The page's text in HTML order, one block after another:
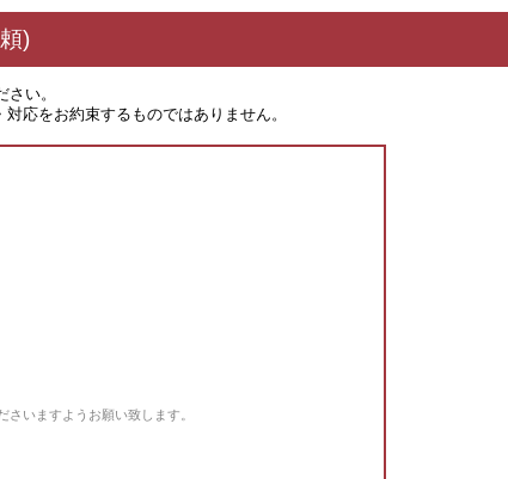
)
い。
応をお約束するものではありません。
いますようお願い致します。